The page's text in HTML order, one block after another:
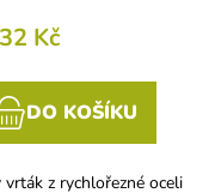
32 Kč
DO KOŠÍKU
z rychlořezné oceli